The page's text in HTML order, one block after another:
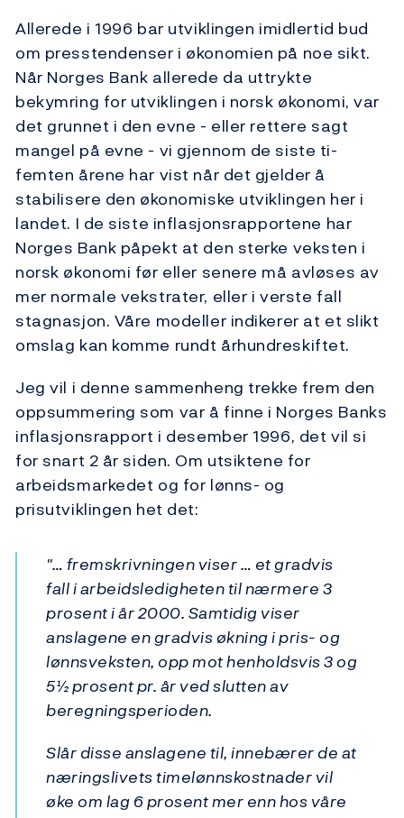
Allerede i 1996 bar utviklingen imidlertid bud
om presstendenser i økonomien på noe sikt.
Når Norges Bank allerede da uttrykte
bekymring for utviklingen i norsk økonomi, var
det grunnet i den evne - eller rettere sagt
mangel på evne - vi gjennom de siste ti-
femten årene har vist når det gjelder å
stabilisere den økonomiske utviklingen her i
landet. I de siste inflasjonsrapportene har
Norges Bank påpekt at den sterke veksten i
norsk økonomi før eller senere må avløses av
mer normale vekstrater, eller i verste fall
stagnasjon. Våre modeller indikerer at et slikt
omslag kan komme rundt århundreskiftet.
Jeg vil i denne sammenheng trekke frem den
oppsummering som var å finne i Norges Banks
inflasjonsrapport i desember 1996, det vil si
for snart 2 år siden. Om utsiktene for
arbeidsmarkedet og for lønns- og
prisutviklingen het det:
"… fremskrivningen viser … et gradvis
fall i arbeidsledigheten til nærmere 3
prosent i år 2000. Samtidig viser
anslagene en gradvis økning i pris- og
lønnsveksten, opp mot henholdsvis 3 og
5½ prosent pr. år ved slutten av
beregningsperioden.
Slår disse anslagene til, innebærer de at
næringslivets timelønnskostnader vil
øke om lag 6 prosent mer enn hos våre